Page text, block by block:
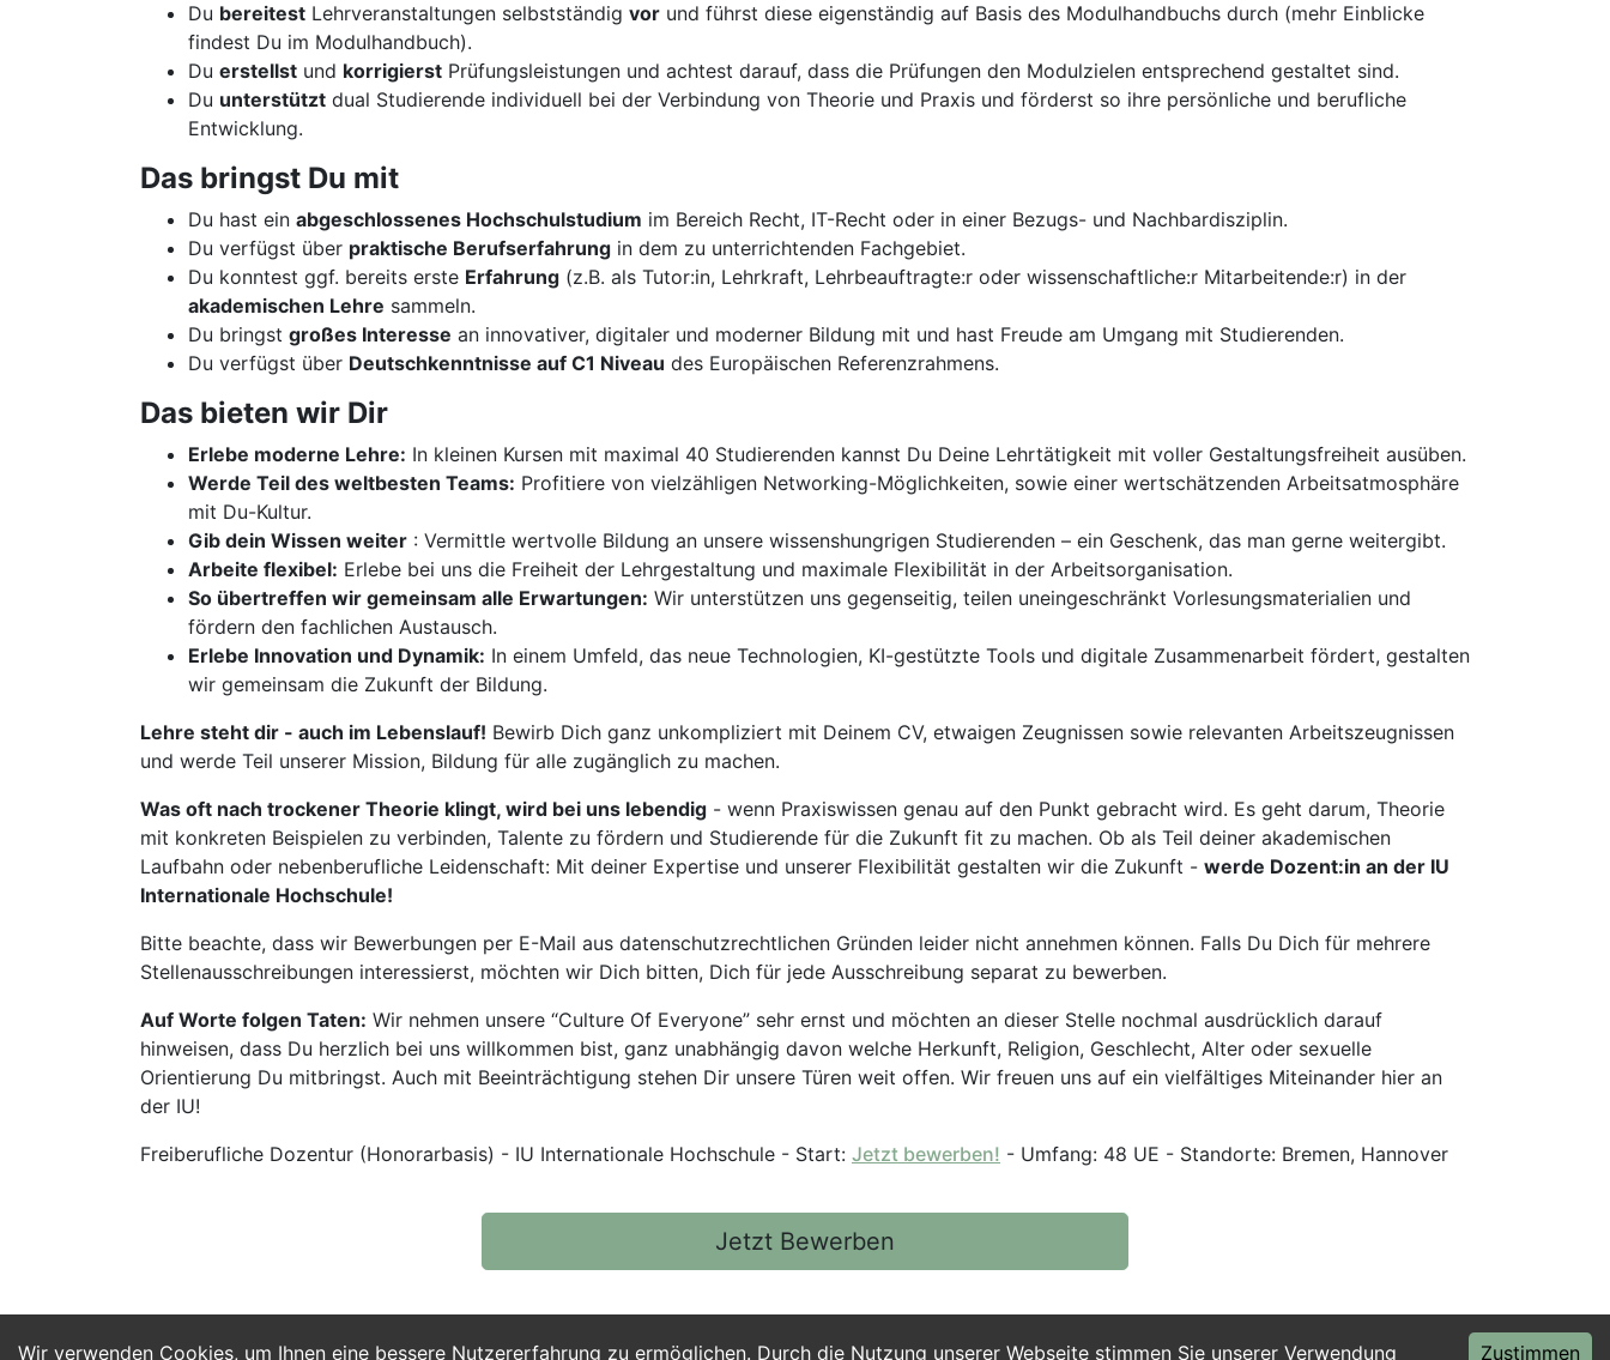
Wir verwenden Cookies, um Ihnen eine bessere Nutzererfahrung zu ermöglichen. Durch die Nutzung unserer Webseite stimmen Sie unserer Verwendung Zustimmen
Du bereitest Lehrveranstaltungen selbstständig vor und führst diese eigenständig auf Basis des Modulhandbuchs durch (mehr Einblicke
findest Du im Modulhandbuch).
Du erstellst und korrigierst Prüfungsleistungen und achtest darauf, dass die Prüfungen den Modulzielen entsprechend gestaltet sind.
Du unterstützt dual Studierende individuell bei der Verbindung von Theorie und Praxis und förderst so ihre persönliche und berufliche
Entwicklung.
Das bringst Du mit
Du hast ein abgeschlossenes Hochschulstudium im Bereich Recht, IT-Recht oder in einer Bezugs- und Nachbardisziplin.
Du verfügst über praktische Berufserfahrung in dem zu unterrichtenden Fachgebiet.
Du konntest ggf. bereits erste Erfahrung (z.B. als Tutor:in, Lehrkraft, Lehrbeauftragte:r oder wissenschaftliche:r Mitarbeitende:r) in der
akademischen Lehre sammeln.
Du bringst großes Interesse an innovativer, digitaler und moderner Bildung mit und hast Freude am Umgang mit Studierenden.
Du verfügst über Deutschkenntnisse auf C1 Niveau des Europäischen Referenzrahmens.
Das bieten wir Dir
Erlebe moderne Lehre: In kleinen Kursen mit maximal 40 Studierenden kannst Du Deine Lehrtätigkeit mit voller Gestaltungsfreiheit ausüben.
Werde Teil des weltbesten Teams: Profitiere von vielzähligen Networking-Möglichkeiten, sowie einer wertschätzenden Arbeitsatmosphäre
mit Du-Kultur.
Gib dein Wissen weiter : Vermittle wertvolle Bildung an unsere wissenshungrigen Studierenden – ein Geschenk, das man gerne weitergibt.
Arbeite flexibel: Erlebe bei uns die Freiheit der Lehrgestaltung und maximale Flexibilität in der Arbeitsorganisation.
So übertreffen wir gemeinsam alle Erwartungen: Wir unterstützen uns gegenseitig, teilen uneingeschränkt Vorlesungsmaterialien und
fördern den fachlichen Austausch.
Erlebe Innovation und Dynamik: In einem Umfeld, das neue Technologien, KI-gestützte Tools und digitale Zusammenarbeit fördert, gestalten
wir gemeinsam die Zukunft der Bildung.
Lehre steht dir - auch im Lebenslauf! Bewirb Dich ganz unkompliziert mit Deinem CV, etwaigen Zeugnissen sowie relevanten Arbeitszeugnissen
und werde Teil unserer Mission, Bildung für alle zugänglich zu machen.
Was oft nach trockener Theorie klingt, wird bei uns lebendig - wenn Praxiswissen genau auf den Punkt gebracht wird. Es geht darum, Theorie
mit konkreten Beispielen zu verbinden, Talente zu fördern und Studierende für die Zukunft fit zu machen. Ob als Teil deiner akademischen
Laufbahn oder nebenberufliche Leidenschaft: Mit deiner Expertise und unserer Flexibilität gestalten wir die Zukunft - werde Dozent:in an der IU
Internationale Hochschule!
Bitte beachte, dass wir Bewerbungen per E-Mail aus datenschutzrechtlichen Gründen leider nicht annehmen können. Falls Du Dich für mehrere
Stellenausschreibungen interessierst, möchten wir Dich bitten, Dich für jede Ausschreibung separat zu bewerben.
Auf Worte folgen Taten: Wir nehmen unsere “Culture Of Everyone” sehr ernst und möchten an dieser Stelle nochmal ausdrücklich darauf
hinweisen, dass Du herzlich bei uns willkommen bist, ganz unabhängig davon welche Herkunft, Religion, Geschlecht, Alter oder sexuelle
Orientierung Du mitbringst. Auch mit Beeinträchtigung stehen Dir unsere Türen weit offen. Wir freuen uns auf ein vielfältiges Miteinander hier an
der IU!
Freiberufliche Dozentur (Honorarbasis) - IU Internationale Hochschule - Start: Jetzt bewerben! - Umfang: 48 UE - Standorte: Bremen, Hannover
Jetzt Bewerben